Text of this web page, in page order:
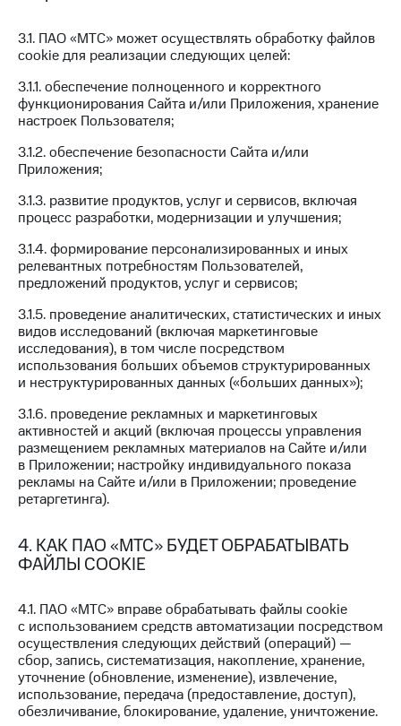
Скидка 30%
на связь
С картой
МТС
Деньги
МТС
Накопления
Откладывайте
деньги
и получайте
доход 15%
Платежи
и
переводы
Пополнить
номер
МТС
Настройки
автоплатежа
Пополнить
номер
Оплата
и
ТВ
Переводы
с
телефона
на карту
Обзоры
товаров
Скидки
до 40%
на смартфоны
при
покупке
со связью
МТС
3.1. ПАО «МТС» может осуществлять обработку файлов
cookie для реализации следующих целей:
3.1.1. обеспечение полноценного и корректного
функционирования Сайта и/или Приложения, хранение
настроек Пользователя;
3.1.2. обеспечение безопасности Сайта и/или
Приложения;
3.1.3. развитие продуктов, услуг и сервисов, включая
процесс разработки, модернизации и улучшения;
3.1.4. формирование персонализированных и иных
релевантных потребностям Пользователей,
предложений продуктов, услуг и сервисов;
3.1.5. проведение аналитических, статистических и иных
видов исследований (включая маркетинговые
исследования), в том числе посредством
использования больших объемов структурированных
и неструктурированных данных («больших данных»);
3.1.6. проведение рекламных и маркетинговых
активностей и акций (включая процессы управления
размещением рекламных материалов на Сайте и/или
в Приложении; настройку индивидуального показа
рекламы на Сайте и/или в Приложении; проведение
ретаргетинга).
4. КАК ПАО «МТС» БУДЕТ ОБРАБАТЫВАТЬ
ФАЙЛЫ COOKIE
4.1. ПАО «МТС» вправе обрабатывать файлы cookie
с использованием средств автоматизации посредством
осуществления следующих действий (операций) —
сбор, запись, систематизация, накопление, хранение,
уточнение (обновление, изменение), извлечение,
использование, передача (предоставление, доступ),
обезличивание, блокирование, удаление, уничтожение.